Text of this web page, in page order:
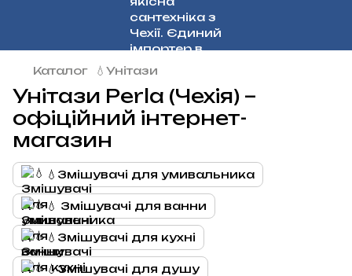
Каталог 💧Унітази
Унітази Perla (Чехія) –
офіційний інтернет-
магазин
💧Змішувачі для умивальника
💧 Змішувачі для ванни
💧Змішувачі для кухні
💧Змішувачі для душу